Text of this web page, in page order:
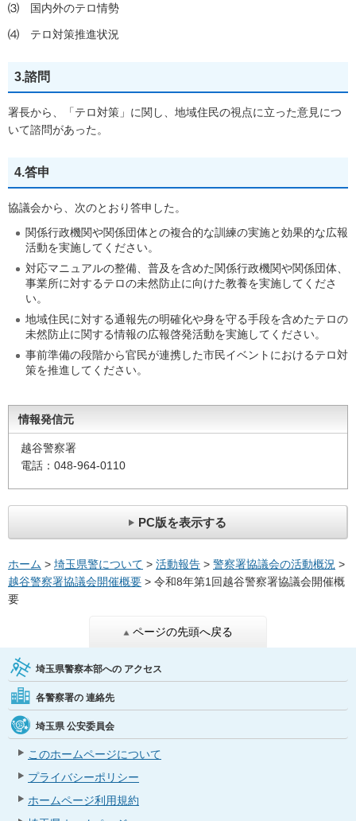
⑶ 国内外のテロ情勢
⑷ テロ対策推進状況
3.諮問
署長から、「テロ対策」に関し、地域住民の視点に立った意見につ
いて諮問があった。
4.答申
協議会から、次のとおり答申した。
関係行政機関や関係団体との複合的な訓練の実施と効果的な広報
活動を実施してください。
対応マニュアルの整備、普及を含めた関係行政機関や関係団体、
事業所に対するテロの未然防止に向けた教養を実施してくださ
い。
地域住民に対する通報先の明確化や身を守る手段を含めたテロの
未然防止に関する情報の広報啓発活動を実施してください。
事前準備の段階から官民が連携した市民イベントにおけるテロ対
策を推進してください。
情報発信元
越谷警察署
電話：048-964-0110
PC版を表示する
ホーム > 埼玉県警について > 活動報告 > 警察署協議会の活動概況 >
越谷警察署協議会開催概要 > 令和8年第1回越谷警察署協議会開催概
要
ページの先頭へ戻る
埼玉県警察本部への アクセス
各警察署の 連絡先
埼玉県 公安委員会
このホームページについて
プライバシーポリシー
ホームページ利用規約